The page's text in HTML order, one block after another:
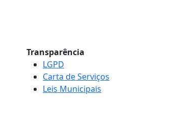
Transparência
LGPD
Carta de Serviços
Leis Municipais